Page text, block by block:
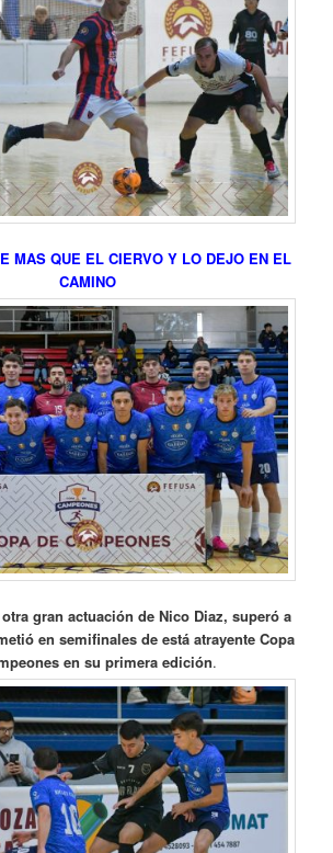
MAS QUE EL CIERVO Y LO DEJO EN EL
CAMINO
gran actuación de Nico Diaz, superó a
en semifinales de está atrayente Copa
en su primera edición.